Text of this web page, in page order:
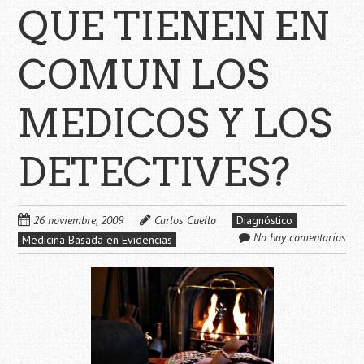
QUE TIENEN EN
COMUN LOS
MEDICOS Y LOS
DETECTIVES?
26 noviembre, 2009 Carlos Cuello
Diagnóstico
Medicina Basada en Evidencias
No hay comentarios